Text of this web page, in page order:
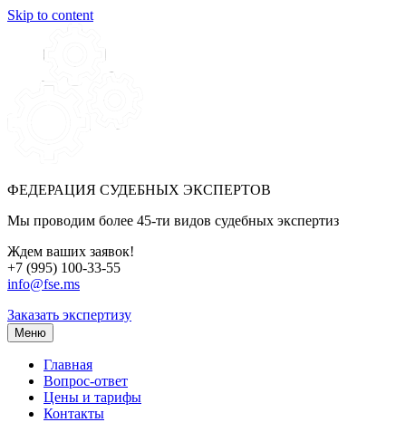
Skip to content
ФЕДЕРАЦИЯ СУДЕБНЫХ ЭКСПЕРТОВ
Мы проводим более 45-ти видов судебных экспертиз
Ждем ваших заявок!
+7 (995) 100-33-55
info@fse.ms
Заказать экспертизу
Меню
Главная
Вопрос-ответ
Цены и тарифы
Контакты